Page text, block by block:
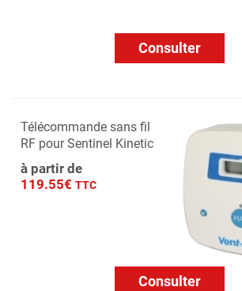
Consulter
Télécommande sans fil
RF pour Sentinel Kinetic
à partir de
119.55€ TTC
Consulter